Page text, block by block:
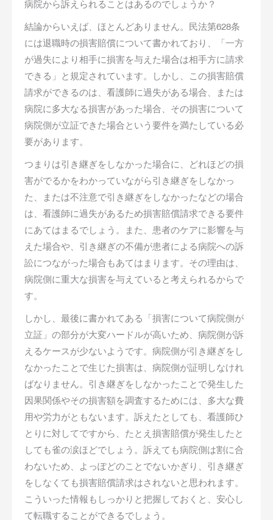
病院から訴えられることはあるのでしょうか？
結論からいえば、ほとんどありません。民法第628条
には退職時の損害賠償について書かれており、「一方
が過失により相手に損害を与えた場合は相手方に請求
できる」と規定されています。しかし、この損害賠償
請求ができるのは、看護師に過失がある場合、または
病院に多大なる損害があった場合、その損害について
病院側が立証できた場合という要件を満たしている必
要があります。
つまりは引き継ぎをしなかった場合に、どれほどの損
害がでるかをわかっていながら引き継ぎをしなかっ
た、または不注意で引き継ぎをしなかったなどの場合
は、看護師に過失があるため損害賠償請求できる要件
にあてはまるでしょう。また、患者のケアに影響を与
えた場合や、引き継ぎの不備が患者による病院への訴
訟につながった場合もあてはまります。その理由は、
病院側に重大な損害を与えていると考えられるからで
す。
しかし、最後に書かれてある「損害について病院側が
立証」の部分が大変ハードルが高いため、病院側が訴
えるケースが少ないようです。病院側が引き継ぎをし
なかったことで生じた損害は、病院側が証明しなけれ
ばなりません。引き継ぎをしなかったことで発生した
因果関係やその損害額を調査するためには、多大な費
用や労力がともないます。訴えたとしても、看護師ひ
とりに対してですから、たとえ損害賠償が発生したと
しても雀の涙ほどでしょう。訴えても病院側は割に合
わないため、よっぽどのことでないかぎり、引き継ぎ
をしなくても損害賠償請求はされないと思われます。
こういった情報もしっかりと把握しておくと、安心し
て転職することができるでしょう。